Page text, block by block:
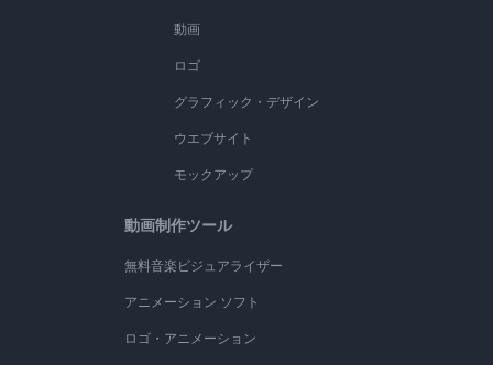
動画
ロゴ
グラフィック・デザイン
ウエブサイト
モックアップ
動画制作ツール
無料音楽ビジュアライザー
アニメーション ソフト
ロゴ・アニメーション